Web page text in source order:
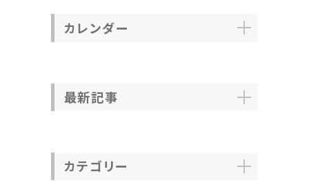
カレンダー
最新記事
カテゴリー